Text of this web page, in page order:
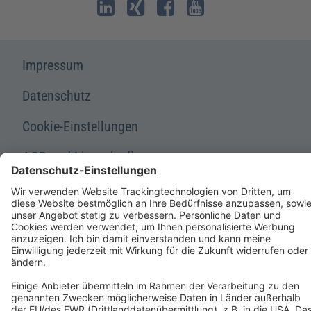
Impressum
Datenschutz
Cookie-Einstellungen
AGB und Lizenzbedingungen
Erklärung zur Barrierefreiheit
A FORUM MEDIA GROUP COMPANY